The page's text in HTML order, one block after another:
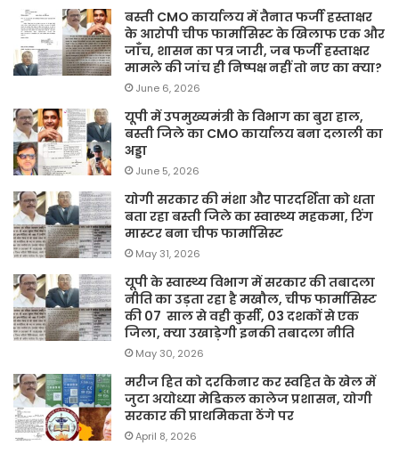
बस्ती CMO कार्यालय में तैनात फर्जी हस्ताक्षर
के आरोपी चीफ फार्मासिस्ट के खिलाफ एक और
जाँच, शासन का पत्र जारी, जब फर्जी हस्ताक्षर
मामले की जांच ही निष्पक्ष नहीं तो नए का क्या?
June 6, 2026
यूपी में उपमुख्यमंत्री के विभाग का बुरा हाल,
बस्ती जिले का CMO कार्यालय बना दलाली का
अड्डा
June 5, 2026
योगी सरकार की मंशा और पारदर्शिता को धता
बता रहा बस्ती जिले का स्वास्थ्य महकमा, रिंग
मास्टर बना चीफ फार्मासिस्ट
May 31, 2026
यूपी के स्वास्थ्य विभाग में सरकार की तबादला
नीति का उड़ता रहा है मखौल, चीफ फार्मासिस्ट
की 07 साल से वही कुर्सी, 03 दशकों से एक
जिला, क्या उखाड़ेगी इनकी तबादला नीति
May 30, 2026
मरीज हित को दरकिनार कर स्वहित के खेल में
जुटा अयोध्या मेडिकल कालेज प्रशासन, योगी
सरकार की प्राथमिकता ठेंगे पर
April 8, 2026